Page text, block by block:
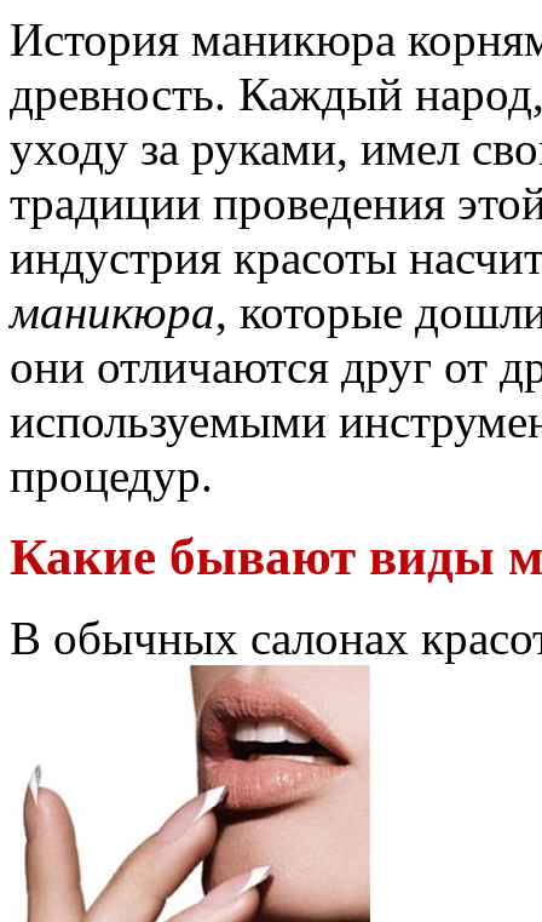
История маникюра
древность. Каждый
уходу за руками, имел
традиции проведения
индустрия красоты
маникюра, которые
они отличаются друг от
используемыми
процедур.
Какие бывают виды
В обычных салонах